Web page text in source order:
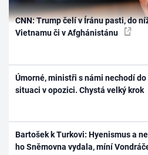
CNN: Trump čelí v Íránu pasti, do
Vietnamu či v Afghánistánu
Úmorné, ministři s námi nechodí
situaci v opozici. Chystá velký krok
Bartošek k Turkovi: Hyenismus a
ho Sněmovna vydala, míní